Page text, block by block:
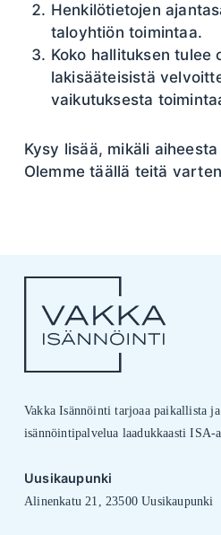
Henkilötietojen
taloyhtiön toimintaa.
Koko hallituksen tulee
lakisääteisistä
vaikutuksesta
Kysy lisää, mikäli
Olemme täällä teitä
Vakka Isännöinti tarjoaa paikallista
isännöintipalvelua laadukkaasti ISA-
Uusikaupunki
Alinenkatu 21, 23500 Uusikaupunki